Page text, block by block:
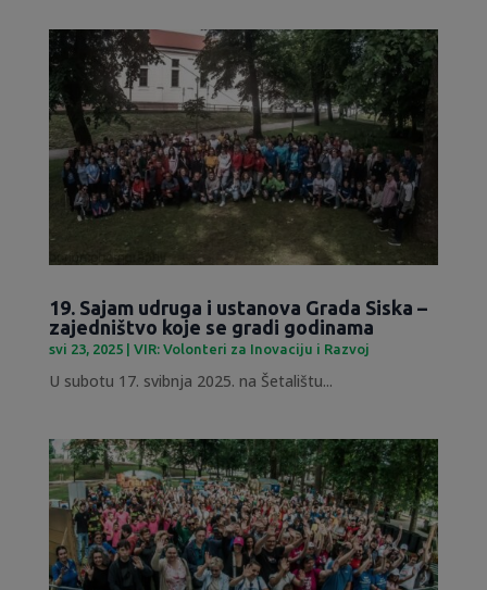
19. Sajam udruga i ustanova Grada Siska –
zajedništvo koje se gradi godinama
svi 23, 2025| VIR: Volonteri za Inovaciju i Razvoj
U subotu 17. svibnja 2025. na Šetalištu...